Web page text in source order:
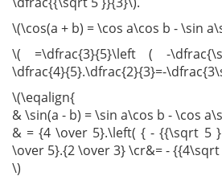
\(\cos(a + b) = \cos a\cos b - \sin
\( =\dfrac{3}{5}\left ( -
\dfrac{4}{5}.\dfrac{2}{3}=-
\(\eqalign{
& \sin(a - b) = \sin a\cos b - \cos
& = {4 \over 5}.\left( { - {{\sqrt 5
\over 5}.{2 \over 3} \cr&= -
\)